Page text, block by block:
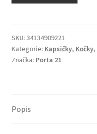
Odpočívadla pro kočky
Pamlsky pro kočky
SKU: 34134909221
Kategorie: Kapsičky, Kočky,
Značka: Porta 21
Popis